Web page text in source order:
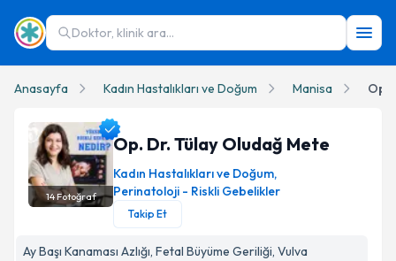
Doktor, klinik ara...
Anasayfa Kadın Hastalıkları ve Doğum Manisa Op.
Op. Dr. Tülay Oludağ Mete Profil Fotoğrafı
14Fotoğraf
Op. Dr. Tülay Oludağ Mete
Kadın Hastalıkları ve Doğum,
Perinatoloji - Riskli Gebelikler
Takip Et
Ay Başı Kanaması Azlığı, Fetal Büyüme Geriliği, Vulva